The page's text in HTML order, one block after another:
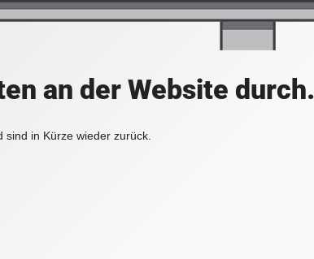
an der Website durch.
in Kürze wieder zurück.